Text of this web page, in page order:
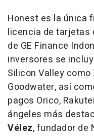
Honest es la única
licencia de tarjetas
de GE Finance
inversores se
Silicon Valley como
Goodwater, así
pagos Orico,
ángeles más
Vélez, fundador de